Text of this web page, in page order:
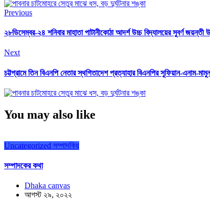
Previous
২৮ডিসেম্বর-২৪ শনিবার মাহাতা পাটানীকোঠা আদর্শ উচ্চ বিদ্যালয়ের সুবর্ণ জয়ন্তী
Next
চট্টগ্রামে তিন বিএনপি নেতার স্থগিতাদেশ প্রত্যাহার বিএনপির সুফিয়ান-এনাম-মামুন
You may also like
Uncategorized সম্পাদকিয়
সম্পাদকের কথা
Dhaka canvas
আগস্ট ২৯, ২০২২